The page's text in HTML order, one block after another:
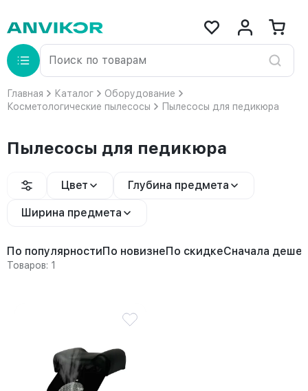
Главная Каталог
Оборудование
Косметологические пылесосы
Пылесосы для педикюра
Пылесосы для педикюра
Цвет Глубина предмета
Ширина предмета
По популярностиПо новизнеПо скидкеСначала
Товаров: 1